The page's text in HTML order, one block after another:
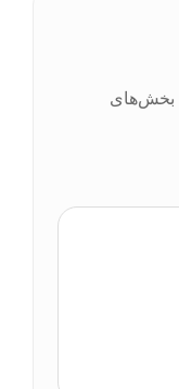
بخش‌های